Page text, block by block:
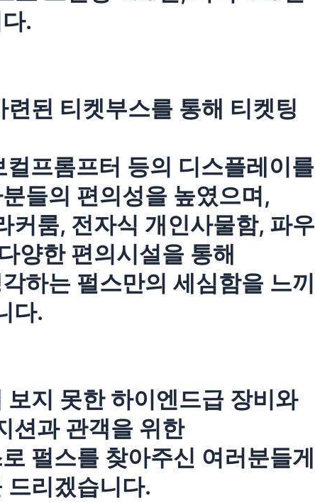
.
된 티켓부스를 통해 티켓팅
컬프롬프터 등의 디스플레이를
들의 편의성을 높였으며,
커룸, 전자식 개인사물함, 파우
양한 편의시설을 통해
하는 펄스만의 세심함을 느끼
다.
지 못한 하이엔드급 장비와
션과 관객을 위한
펄스를 찾아주신 여러분들게
드리겠습니다.